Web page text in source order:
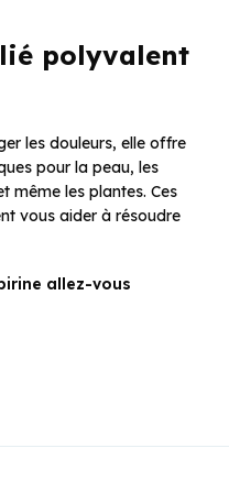
polyvalent
les douleurs, elle offre
pour la peau, les
même les plantes. Ces
vous aider à résoudre
allez-vous